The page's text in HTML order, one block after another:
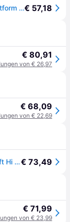
Converse Sneaker Chuck Taylor All Star Platform High weiss/schwarz Damen€ 57,18
€ 80,91
von € 26,97
€ 68,09
von € 22,69
Sneakers Converse Chuck Taylor All Star Lift Hi White/ Black/ White EUR 37€ 73,49
€ 71,99
von € 23,99